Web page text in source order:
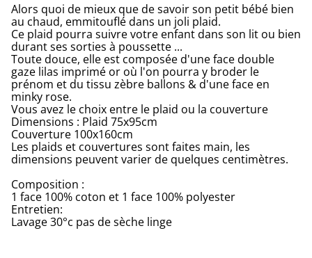
Alors quoi de mieux que de savoir son petit bébé bien
au chaud, emmitouflé dans un joli plaid.
Ce plaid pourra suivre votre enfant dans son lit ou bien
durant ses sorties à poussette ...
Toute douce, elle est composée d'une face double
gaze lilas imprimé or où l'on pourra y broder le
prénom et du tissu zèbre ballons & d'une face en
minky rose.
Vous avez le choix entre le plaid ou la couverture
Dimensions : Plaid 75x95cm
Couverture 100x160cm
Les plaids et couvertures sont faites main, les
dimensions peuvent varier de quelques centimètres.
Composition :
1 face 100% coton et 1 face 100% polyester
Entretien:
Lavage 30°c pas de sèche linge